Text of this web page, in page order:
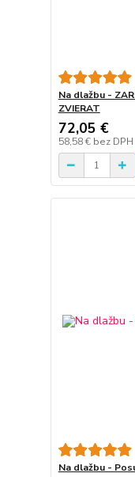
Na dlažbu -
ZVIERAT
72,05 €
58,58 € bez DPH
Na dlažbu -